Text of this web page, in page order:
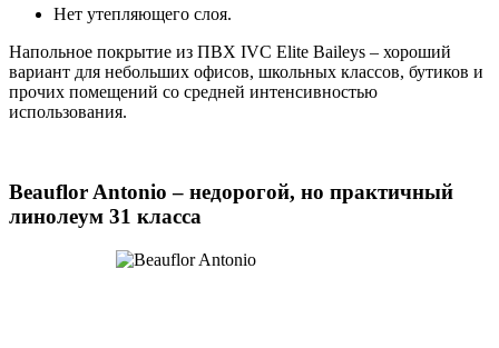
Нет утепляющего слоя.
Напольное покрытие из ПВХ IVC Elite Baileys – хороший
вариант для небольших офисов, школьных классов, бутиков и
прочих помещений со средней интенсивностью
использования.
Beauflor Antonio – недорогой, но практичный
линолеум 31 класса